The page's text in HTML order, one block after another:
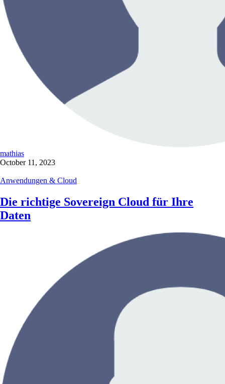
mathias
October 11, 2023
Anwendungen & Cloud
Die richtige Sovereign Cloud für Ihre
Daten